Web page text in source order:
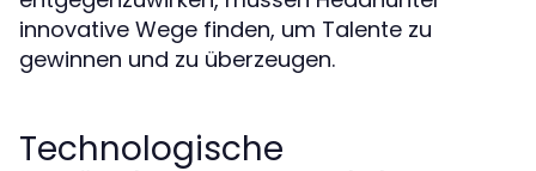
innovative Wege finden, um Talente zu
gewinnen und zu überzeugen.
Technologische